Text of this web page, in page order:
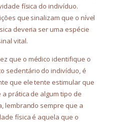
física do indivíduo.
que sinalizam que o nível
deveria ser uma espécie
vital.
que o médico identifique o
sedentário do indivíduo, é
que ele tente estimular que
a prática de algum tipo de
lembrando sempre que a
física é aquela que o